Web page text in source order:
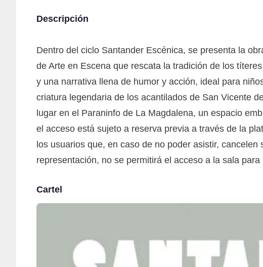
Descripción
Dentro del ciclo Santander Escénica, se presenta la
de Arte en Escena que rescata la tradición de los
y una narrativa llena de humor y acción, ideal para
criatura legendaria de los acantilados de San Vicente
lugar en el Paraninfo de La Magdalena, un espacio
el acceso está sujeto a reserva previa a través de la
los usuarios que, en caso de no poder asistir,
representación, no se permitirá el acceso a la sala
Cartel